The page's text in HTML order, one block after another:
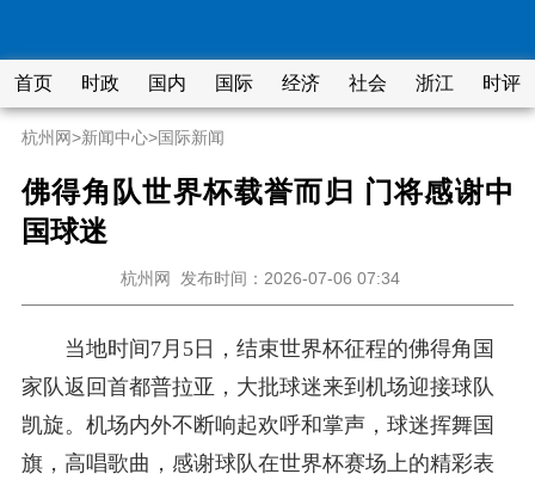
首页 时政 国内 国际 经济 社会 浙江 时评
杭州网>新闻中心>国际新闻
佛得角队世界杯载誉而归 门将感谢中
国球迷
杭州网 发布时间：2026-07-06 07:34
当地时间7月5日，结束世界杯征程的佛得角国
家队返回首都普拉亚，大批球迷来到机场迎接球队
凯旋。机场内外不断响起欢呼和掌声，球迷挥舞国
旗，高唱歌曲，感谢球队在世界杯赛场上的精彩表